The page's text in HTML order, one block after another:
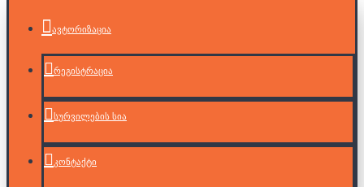
ავტორიზაცია
რეგისტრაცია
სურვილების სია
კონტაქტი